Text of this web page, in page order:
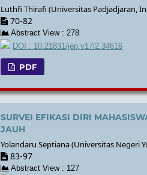
Luthfi Thirafi (Universitas Padjadjaran,
70-82
Abstract View : 278
DOI : 10.21831/jep.v17i2.34616
PDF
SURVEI EFIKASI DIRI
JAUH
Yolandaru Septiana (Universitas Negeri
83-97
Abstract View : 127